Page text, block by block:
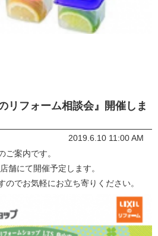
リフォーム相談会』開催しま
2019.6.10 11:00 AM
ご案内です。
舗にて開催予定します。
のでお気軽にお立ち寄りください。